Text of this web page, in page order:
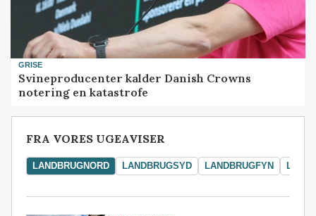
GRISE
Svineproducenter kalder Danish Crowns
notering en katastrofe
FRA VORES UGEAVISER
LANDBRUGNORD LANDBRUGSYD LANDBRUGFYN